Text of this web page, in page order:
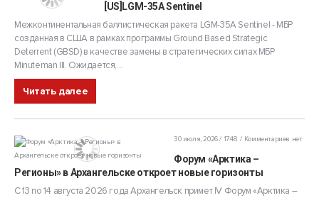
[US]LGM-35A Sentinel
Межконтинентальная баллистическая ракета LGM-35A Sentinel - МБР
созданная в США в рамках программы Ground Based Strategic
Deterrent (GBSD) в качестве замены в стратегических силах МБР
Minuteman III. Ожидается,...
Читать далее
30 июля, 2026 / 17:48 Комментариев нет
Форум «Арктика –
Регионы» в Архангельске откроет новые горизонты
С 13 по 14 августа 2026 года Архангельск примет IV Форум «Арктика –